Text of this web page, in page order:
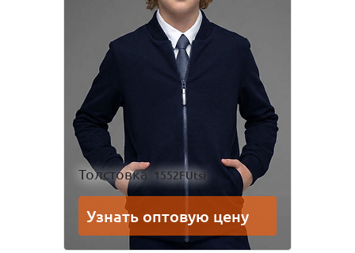
Толстовка 1552FUtsi
Узнать оптовую цену